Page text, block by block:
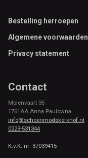
Footer
Bestelling herroepen
Algemene voorwaarden
Privacy statement
Contact
Molenvaart 35
1761AA Anna Paulowna
info@schoenmodekerkhof.nl
0223-531344
K.v.K. nr: 37039415